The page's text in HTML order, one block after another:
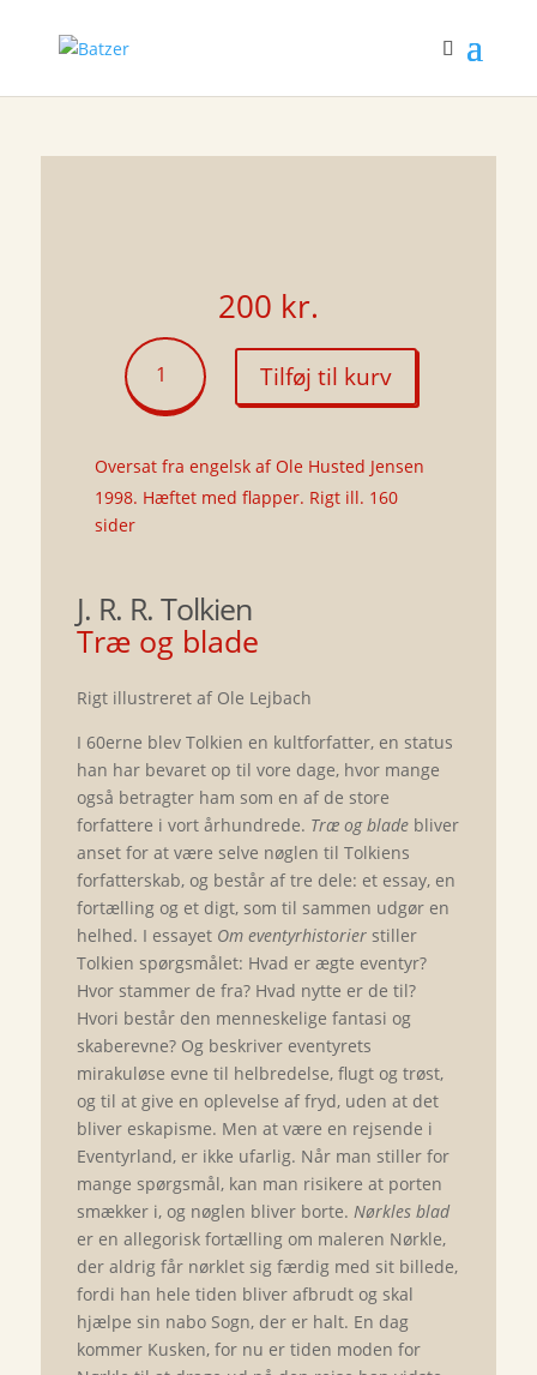
200 kr.
Træ
og
blade
Tilføj til kurv
Oversat fra engelsk af Ole Husted Jensen
1998. Hæftet med flapper. Rigt ill. 160
sider
J. R. R. Tolkien
Træ og blade
Rigt illustreret af Ole Lejbach
I 60erne blev Tolkien en kultforfatter, en status
han har bevaret op til vore dage, hvor mange
også betragter ham som en af de store
forfattere i vort århundrede. Træ og bladebliver
anset for at være selve nøglen til Tolkiens
forfatterskab, og består af tre dele: et essay, en
fortælling og et digt, som til sammen udgør en
helhed. I essayet Om eventyrhistorierstiller
Tolkien spørgsmålet: Hvad er ægte eventyr?
Hvor stammer de fra? Hvad nytte er de til?
Hvori består den menneskelige fantasi og
skaberevne? Og beskriver eventyrets
mirakuløse evne til helbredelse, flugt og trøst,
og til at give en oplevelse af fryd, uden at det
bliver eskapisme. Men at være en rejsende i
Eventyrland, er ikke ufarlig. Når man stiller for
mange spørgsmål, kan man risikere at porten
smækker i, og nøglen bliver borte. Nørkles blad
er en allegorisk fortælling om maleren Nørkle,
der aldrig får nørklet sig færdig med sit billede,
fordi han hele tiden bliver afbrudt og skal
hjælpe sin nabo Sogn, der er halt. En dag
kommer Kusken, for nu er tiden moden for